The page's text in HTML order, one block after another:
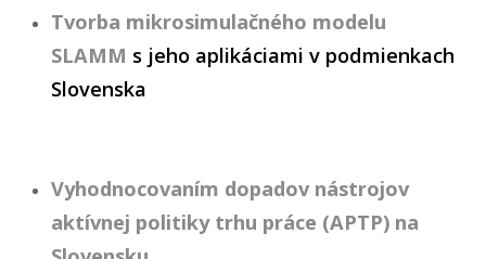
Tvorba mikrosimulačného modelu
SLAMM s jeho aplikáciami v podmienkach
Slovenska
Vyhodnocovaním dopadov nástrojov
aktívnej politiky trhu práce (APTP) na